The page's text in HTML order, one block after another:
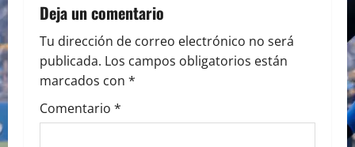
v
i
g
a
Deja un comentario
Tu dirección de correo electrónico no será
publicada. Los campos obligatorios están
marcados con *
Comentario *